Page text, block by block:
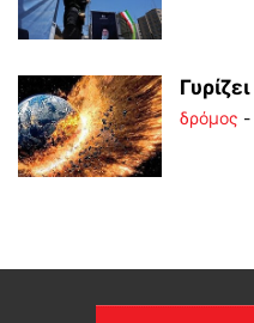
Γυρίζει
δρόμος -